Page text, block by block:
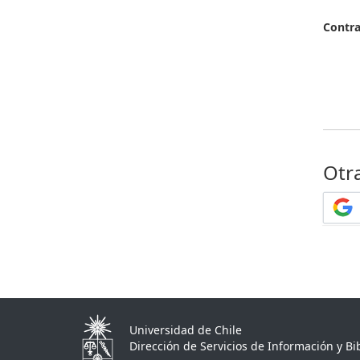
Universidad de Chile
Dirección de Servicios de Información y